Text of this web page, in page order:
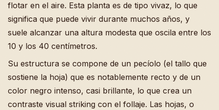
flotar en el aire. Esta planta es de tipo vivaz, lo que
significa que puede vivir durante muchos años, y
suele alcanzar una altura modesta que oscila entre los
10 y los 40 centímetros.
Su estructura se compone de un pecíolo (el tallo que
sostiene la hoja) que es notablemente recto y de un
color negro intenso, casi brillante, lo que crea un
contraste visual striking con el follaje. Las hojas, o